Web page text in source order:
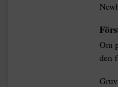
Om
den